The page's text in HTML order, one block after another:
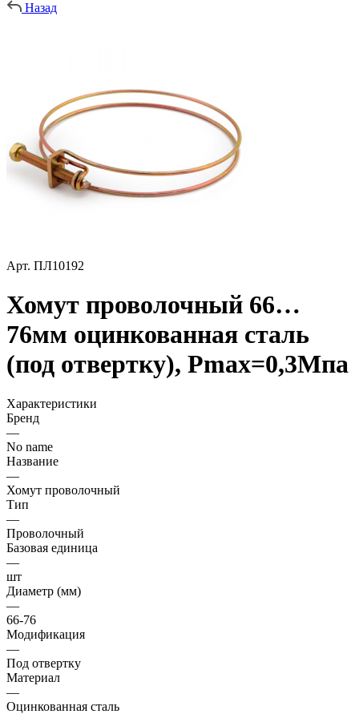
Назад
Арт. ПЛ10192
Хомут проволочный 66…
76мм оцинкованная сталь
(под отвертку), Pmax=0,3Мпа
Характеристики
Бренд
—
No name
Название
—
Хомут проволочный
Тип
—
Проволочный
Базовая единица
—
шт
Диаметр (мм)
—
66-76
Модификация
—
Под отвертку
Материал
—
Оцинкованная сталь